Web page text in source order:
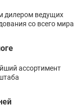
дилером ведущих
со всего мира
ассортимент